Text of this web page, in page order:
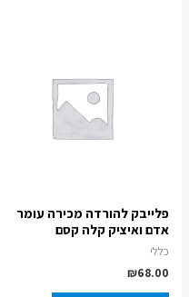
פלייבק להורדה מכירה עומר
אדם ואיציק קלה קסם
כללי
₪68.00